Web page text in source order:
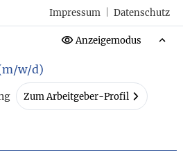
Impressum Datenschutz
Anzeigemodus
w/d)
Zum Arbeitgeber-Profil